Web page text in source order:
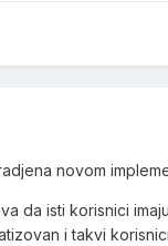
novom
da isti korisnici
i takvi